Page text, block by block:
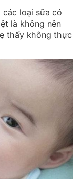
loại sữa có
là không nên
thấy không thực